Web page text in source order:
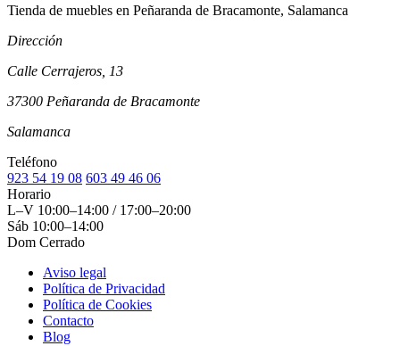
Tienda de muebles en Peñaranda de Bracamonte, Salamanca
Dirección
Calle Cerrajeros, 13
37300 Peñaranda de Bracamonte
Salamanca
Teléfono
923 54 19 08 603 49 46 06
Horario
L–V 10:00–14:00 / 17:00–20:00
Sáb 10:00–14:00
Dom Cerrado
Aviso legal
Política de Privacidad
Política de Cookies
Contacto
Blog